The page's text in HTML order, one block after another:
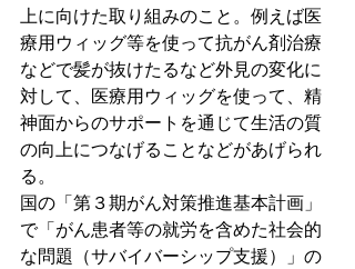
上に向けた取り組みのこと。例えば医
療用ウィッグ等を使って抗がん剤治療
などで髪が抜けたるなど外見の変化に
対して、医療用ウィッグを使って、精
神面からのサポートを通じて生活の質
の向上につなげることなどがあげられ
る。
国の「第３期がん対策推進基本計画」
で「がん患者等の就労を含めた社会的
な問題（サバイバーシップ支援）」の